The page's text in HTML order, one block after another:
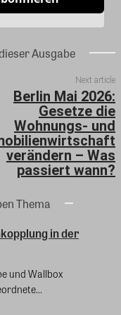
Ausgabe
Next article
Berlin Mai 2026:
Gesetze die
Wohnungs- und
verändern – Was
passiert wann?
Thema
in der
und Wallbox